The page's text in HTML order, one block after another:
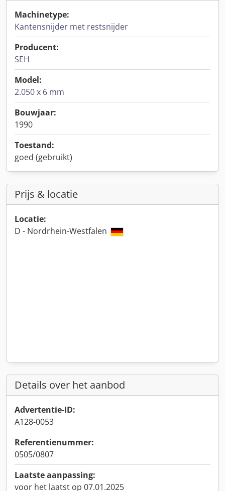
Machinetype:
Kantensnijder met restsnijder
Producent:
SEH
Model:
2.050 x 6 mm
Bouwjaar:
1990
Toestand:
goed (gebruikt)
Prijs & locatie
Locatie:
D - Nordrhein-Westfalen
Details over het aanbod
Advertentie-ID:
A128-0053
Referentienummer:
0505/0807
Laatste aanpassing:
voor het laatst op 07.01.2025